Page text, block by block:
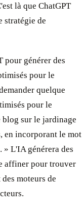
là que ChatGPT
stratégie de
pour générer des
pour le
quelque
pour le
sur le jardinage
en incorporant le mot
L'IA générera des
affiner pour trouver
moteurs de